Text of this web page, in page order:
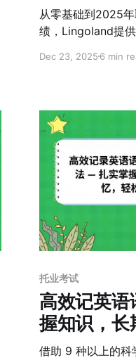
从零基础到2025
绩，Lingoland提
语法和词汇基础，
Dec 23, 20256 min
托业考试
高效记英语
握知识，长
借助 9 种以上的科